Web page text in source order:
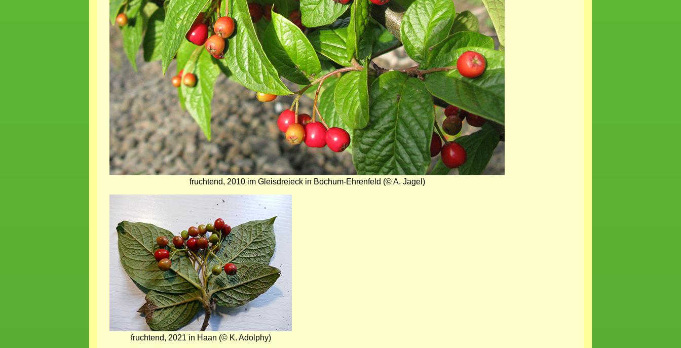
fruchtend, 2010 im Gleisdreieck in Bochum-Ehrenfeld (© A. Jagel)
fruchtend, 2021 in Haan (© K. Adolphy)